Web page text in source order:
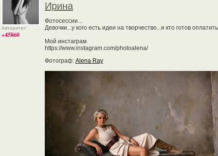
Авторитет
+45860
Ирина
Фотосессии...
Девочки...у кого есть идеи на творчество...и кто готов
Мой инстаграм
https://www.instagram.com/photoalena/
Фотограф: Alena Ray